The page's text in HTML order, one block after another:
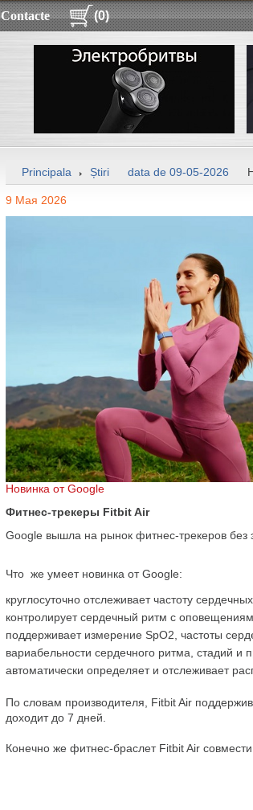
Contacte (0)
Principala Știri data de 09-05-2026
9 Мая 2026
Новинка от Google
Фитнес-трекеры Fitbit Air
Google вышла на рынок фитнес-трекеров без
Что же умеет новинка от Google:
круглосуточно отслеживает частоту
контролирует сердечный ритм с
поддерживает измерение SpO2, частоты
вариабельности сердечного ритма, стадий и
автоматически определяет и отслеживает
По словам производителя, Fitbit Air
доходит до 7 дней.
Конечно же фитнес-браслет Fitbit Air